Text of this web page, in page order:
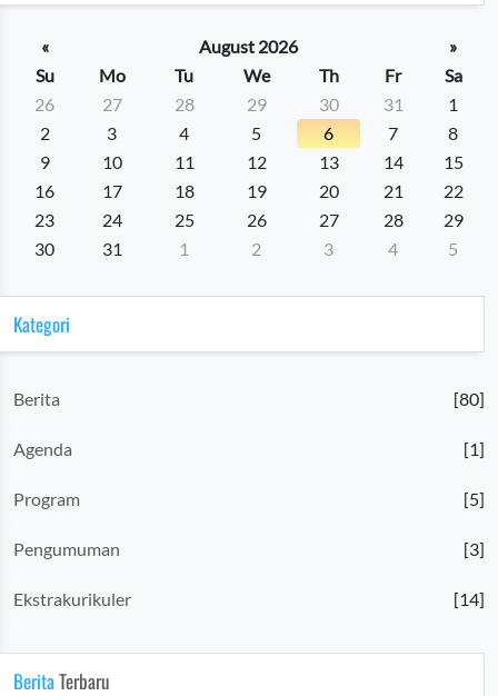
« August 2026
»
Su
Mo Tu We Th Fr
Sa
26
27 28 29 30 31
1
2
3 4 5 6 7
8
9
10 11 12 13 14
15
16
17 18 19 20 21
22
23
24 25 26 27 28
29
30
31 1 2 3 4 5
Kategori
Berita [80]
Agenda [1]
Program [5]
Pengumuman [3]
Ekstrakurikuler [14]
BeritaTerbaru